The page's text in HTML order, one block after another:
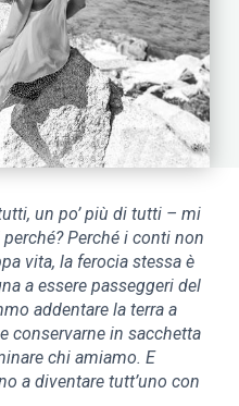
un po’ più di tutti – mi
Perché i conti non
vita, la ferocia stessa è
a essere passeggeri del
addentare la terra a
conservarne in sacchetta
chi amiamo. E
a diventare tutt’uno con